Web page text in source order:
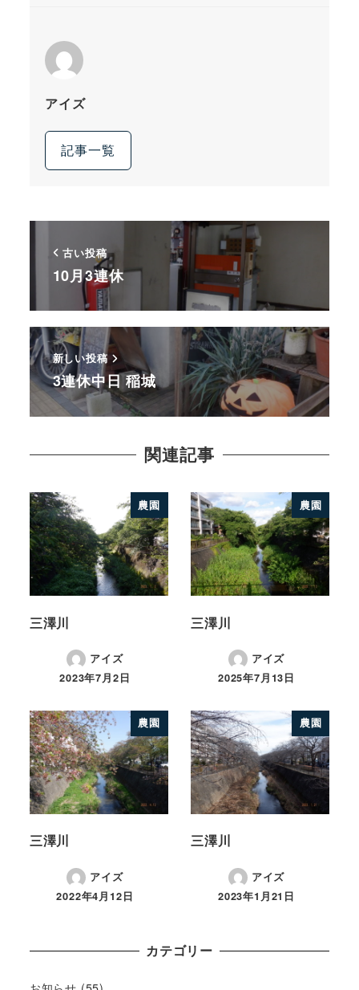
アイズ
記事一覧
古い投稿
10月3連休
新しい投稿
3連休中日 稲城
関連記事
農園
三澤川
アイズ
2023年7月2日
農園
三澤川
アイズ
2025年7月13日
農園
三澤川
アイズ
2022年4月12日
農園
三澤川
アイズ
2023年1月21日
カテゴリー